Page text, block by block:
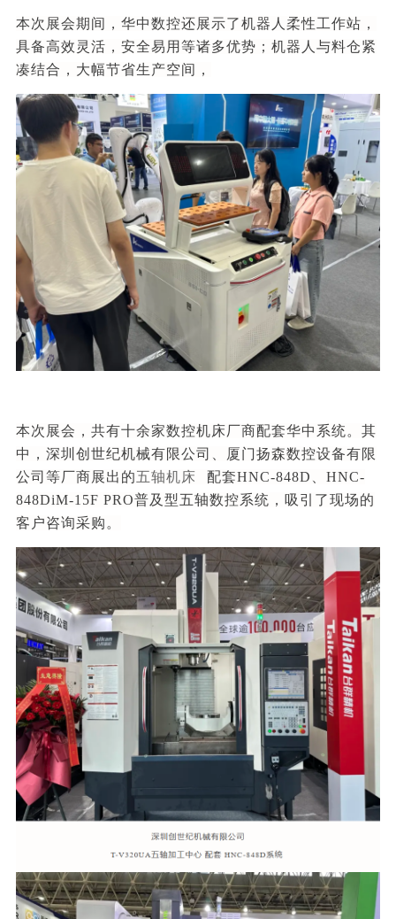
本次展会期间，华中数控还展示了机器人柔性工作站，
具备高效灵活，安全易用等诸多优势；机器人与料仓紧
凑结合，大幅节省生产空间，
本次展会，共有十余家数控机床厂商配套华中系统。其
中，深圳创世纪机械有限公司、厦门扬森数控设备有限
公司等厂商展出的五轴机床
配套HNC-848D、HNC-
848DiM-15F PRO普及型五轴数控系统，吸引了现场的
客户咨询采购。